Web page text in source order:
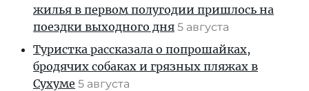
жилья в первом полугодии пришлось на
поездки выходного дня 5 августа
Туристка рассказала о попрошайках,
бродячих собаках и грязных пляжах в
Сухуме 5 августа